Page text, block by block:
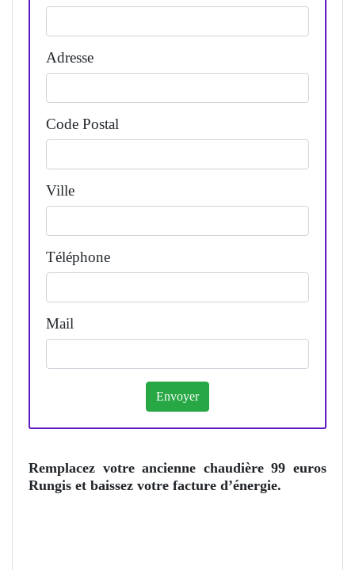
Adresse
Code Postal
Ville
Téléphone
Mail
Remplacez votre ancienne chaudière 99 euros
Rungis et baissez votre facture d’énergie.